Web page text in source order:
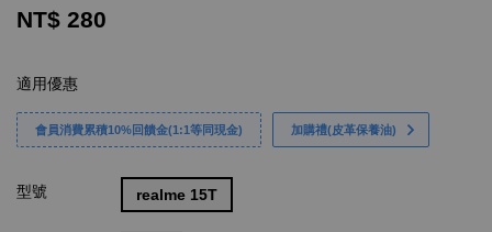
NT$ 280
適用優惠
會員消費累積10%回饋金(1:1等同現金) 加購禮(皮革保養油)
型號 realme 15T